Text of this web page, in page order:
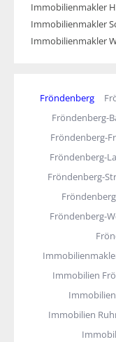
Immobilienmakler
Immobilienmakler
Immobilienmakler
Fröndenberg
Fröndenberg-
Fröndenberg-
Fröndenberg-
Fröndenberg-
Fröndenberg-
Immobilien
Immobilien